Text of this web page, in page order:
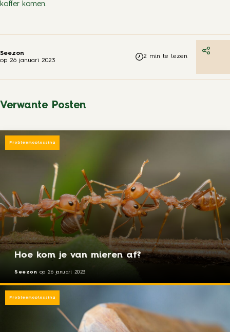
koffer komen.
Seezon
op 26 januari 2023
2 min te lezen
Verwante Posten
Hoe kom je van mieren af?
Seezon op 26 januari 2023
Probleemoplossing
Probleemoplossing